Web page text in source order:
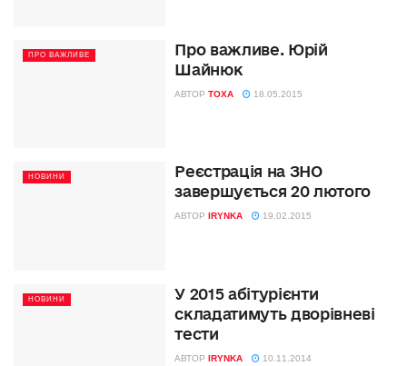
ПРО ВАЖЛИВЕ
Про важливе. Юрій
Шайнюк
АВТОР TOXA 18.05.2015
НОВИНИ
Реєстрація на ЗНО
завершується 20 лютого
АВТОР IRYNKA 19.02.2015
НОВИНИ
У 2015 абітурієнти
складатимуть дворівневі
тести
АВТОР IRYNKA 10.11.2014